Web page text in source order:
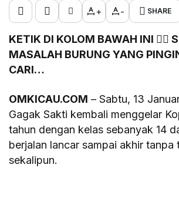
+ - SHARE
KETIK DI KOLOM BAWAH INI 👇🏿
MASALAH BURUNG YANG
CARI…
OMKICAU.COM – Sabtu, 13
Gagak Sakti kembali menggelar
tahun dengan kelas sebanyak 14
berjalan lancar sampai akhir tanpa
sekalipun.